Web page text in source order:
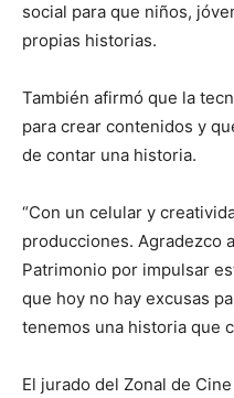
social para que niños,
propias historias.
También afirmó que la
para crear contenidos y
de contar una historia.
“Con un celular y
producciones. Agradezco
Patrimonio por impulsar
que hoy no hay excusas
tenemos una historia que
El jurado del Zonal de